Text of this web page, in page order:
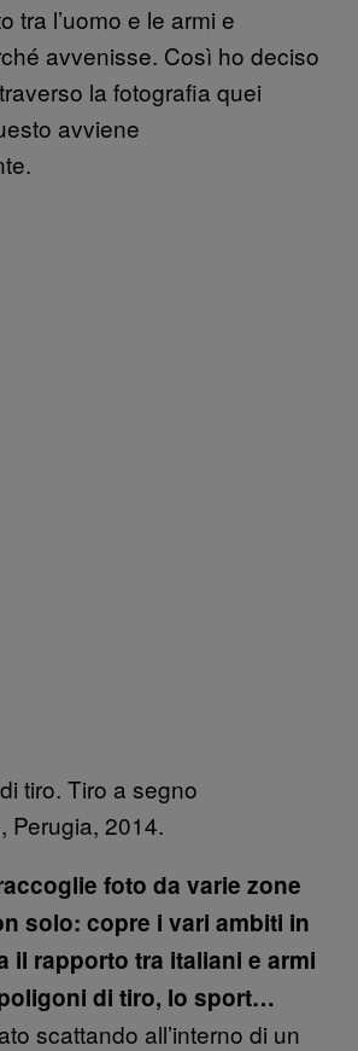
tra l’uomo e le armi e
avvenisse. Così ho deciso
la fotografia quei
avviene
tiro. Tiro a segno
Perugia, 2014.
foto da varie zone
solo: copre i vari ambiti in
il rapporto tra italiani e armi
di tiro, lo sport…
scattando all’interno di un